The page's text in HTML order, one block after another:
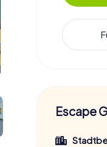
Escape